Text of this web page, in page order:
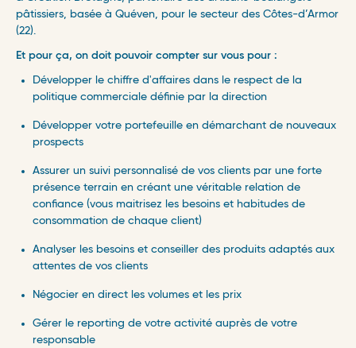
pâtissiers, basée à Quéven, pour le secteur des Côtes-d’Armor
(22).
Et pour ça, on doit pouvoir compter sur vous pour :
Développer le chiffre d'affaires dans le respect de la
politique commerciale définie par la direction
Développer votre portefeuille en démarchant de nouveaux
prospects
Assurer un suivi personnalisé de vos clients par une forte
présence terrain en créant une véritable relation de
confiance (vous maitrisez les besoins et habitudes de
consommation de chaque client)
Analyser les besoins et conseiller des produits adaptés aux
attentes de vos clients
Négocier en direct les volumes et les prix
Gérer le reporting de votre activité auprès de votre
responsable